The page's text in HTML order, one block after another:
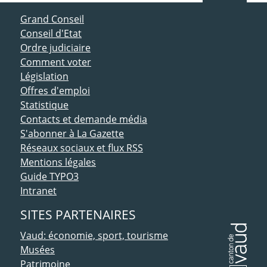
ACCÈS DIRECT
Grand Conseil
Conseil d'Etat
Ordre judiciaire
Comment voter
Législation
Offres d'emploi
Statistique
Contacts et demande média
S'abonner à La Gazette
Réseaux sociaux et flux RSS
Mentions légales
Guide TYPO3
Intranet
SITES PARTENAIRES
Vaud: économie, sport, tourisme
Musées
Patrimoine